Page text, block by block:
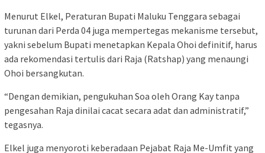
Menurut Elkel, Peraturan Bupati Maluku Tenggara sebagai
turunan dari Perda 04 juga mempertegas mekanisme tersebut,
yakni sebelum Bupati menetapkan Kepala Ohoi definitif, harus
ada rekomendasi tertulis dari Raja (Ratshap) yang menaungi
Ohoi bersangkutan.
“Dengan demikian, pengukuhan Soa oleh Orang Kay tanpa
pengesahan Raja dinilai cacat secara adat dan administratif,”
tegasnya.
Elkel juga menyoroti keberadaan Pejabat Raja Me-Umfit yang